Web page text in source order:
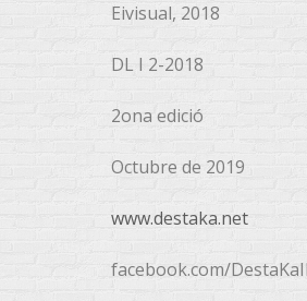
Eivisual, 2018
DL I 2-2018
2ona edició
Octubre de 2019
www.destaka.net
facebook.com/